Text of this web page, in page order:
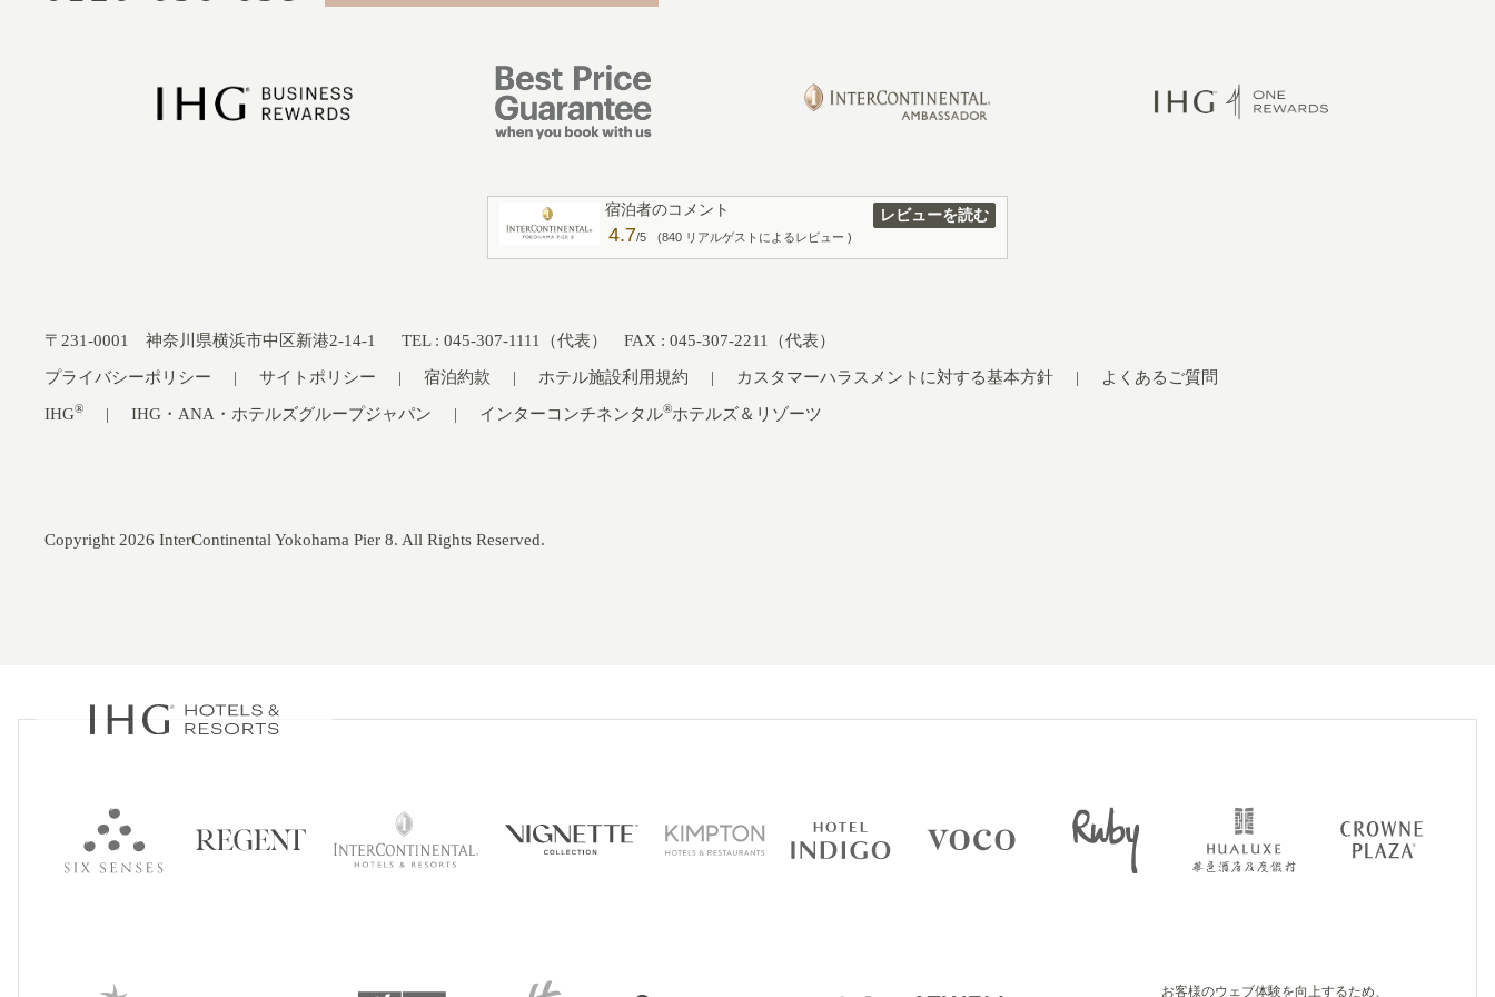
宿泊者のコメント
4.7/5 (840 リアルゲストによるレビュー )
レビューを読む
〒231-0001 神奈川県横浜市中区新港2-14-1 TEL : 045-307-1111（代表） FAX : 045-307-2211（代表）
プライバシーポリシー サイトポリシー 宿泊約款 ホテル施設利用規約 カスタマーハラスメントに対する基本方針 よくあるご質問
IHG® IHG・ANA・ホテルズグループジャパン インターコンチネンタル®ホテルズ＆リゾーツ
Copyright 2026 InterContinental Yokohama Pier 8. All Rights Reserved.
お客様のウェブ体験を向上するため、